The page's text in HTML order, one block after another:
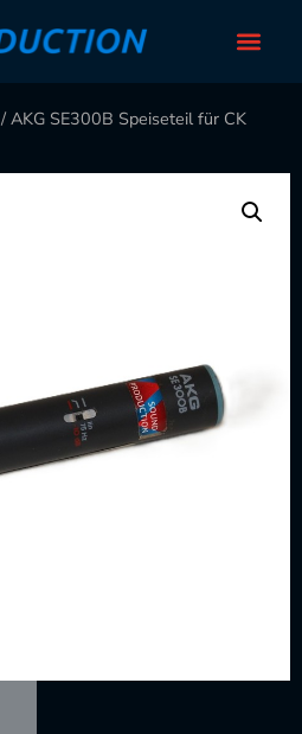
/ AKG SE300B Speiseteil für CK